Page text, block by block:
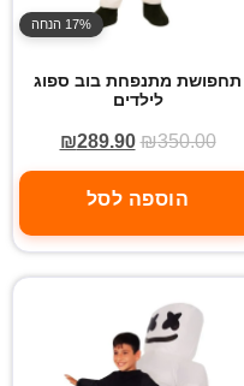
17% הנחה
תחפושת מתנפחת בוב ספוג
לילדים
₪350.00
₪289.90
הוספה לסל